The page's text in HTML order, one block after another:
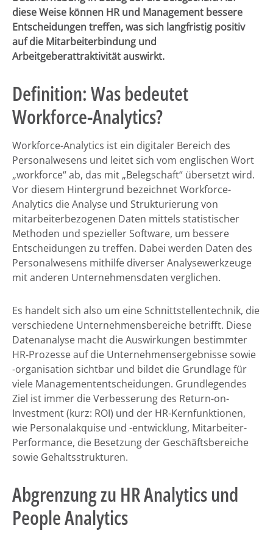
diese Weise können HR und Management bessere
Entscheidungen treffen, was sich langfristig positiv
auf die Mitarbeiterbindung und
Arbeitgeberattraktivität auswirkt.
Definition: Was bedeutet
Workforce-Analytics?
Workforce-Analytics ist ein digitaler Bereich des
Personalwesens und leitet sich vom englischen Wort
„workforce“ ab, das mit „Belegschaft“ übersetzt wird.
Vor diesem Hintergrund bezeichnet Workforce-
Analytics die Analyse und Strukturierung von
mitarbeiterbezogenen Daten mittels statistischer
Methoden und spezieller Software, um bessere
Entscheidungen zu treffen. Dabei werden Daten des
Personalwesens mithilfe diverser Analysewerkzeuge
mit anderen Unternehmensdaten verglichen.
Es handelt sich also um eine Schnittstellentechnik, die
verschiedene Unternehmensbereiche betrifft. Diese
Datenanalyse macht die Auswirkungen bestimmter
HR-Prozesse auf die Unternehmensergebnisse sowie
-organisation sichtbar und bildet die Grundlage für
viele Managemententscheidungen. Grundlegendes
Ziel ist immer die Verbesserung des Return-on-
Investment (kurz: ROI) und der HR-Kernfunktionen,
wie Personalakquise und -entwicklung, Mitarbeiter-
Performance, die Besetzung der Geschäftsbereiche
sowie Gehaltsstrukturen.
Abgrenzung zu HR Analytics und
People Analytics